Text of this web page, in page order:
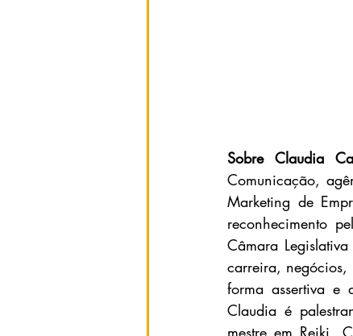
Sobre Claudia
Comunicação,
Marketing de
reconhecimento
Câmara
carreira, negócios,
forma assertiva e
Claudia é
mestre em Reiki.